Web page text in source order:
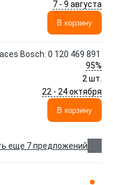
7 - 9 августа
В корзину
Bosch: 0 120 469 891
95%
2 шт.
22 - 24 октября
В корзину
еще 7 предложений